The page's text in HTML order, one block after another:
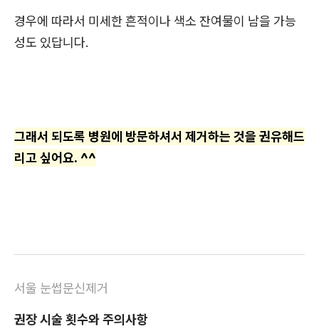
경우에 따라서 미세한 흔적이나 색소 잔여물이 남을 가능
성도 있답니다.
그래서 되도록 병원에 방문하셔서 제거하는 것을 권유해드
리고 싶어요. ^^
서울 눈썹문신제거
권장 시술 횟수와 주의사항